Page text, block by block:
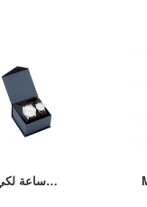
ساعة لكي…